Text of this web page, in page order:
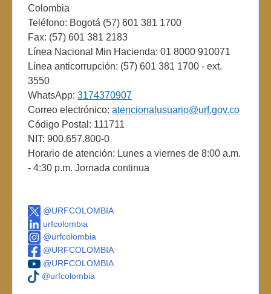
Colombia
Teléfono: Bogotá (57) 601 381 1700
Fax: (57) 601 381 2183
Línea Nacional Min Hacienda: 01 8000 910071
Línea anticorrupción: (57) 601 381 1700 - ext.
3550
WhatsApp: 3174370907
Correo electrónico: atencionalusuario@urf.gov.co
Código Postal: 111711
NIT: 900.657.800-0
Horario de atención: Lunes a viernes de 8:00 a.m.
- 4:30 p.m. Jornada continua
@URFCOLOMBIA
urfcolombia
@urfcolombia
@URFCOLOMBIA
@URFCOLOMBIA
@urfcolombia